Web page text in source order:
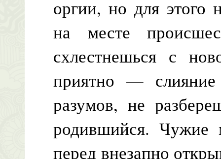
оргии, но для этого
на месте
схлестнешься с
приятно —
разумов, не
родившийся. Чужие
перед внезапно